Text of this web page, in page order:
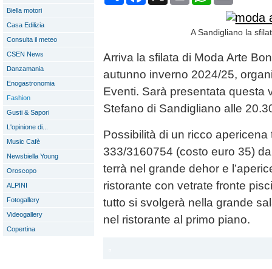
Biella motori
Casa Edilizia
Consulta il meteo
CSEN News
Danzamania
Enogastronomia
Fashion
Gusti & Sapori
L'opinione di...
Music Cafè
Newsbiella Young
Oroscopo
ALPINI
Fotogallery
Videogallery
Copertina
A Sandigliano la
Arriva la sfilata di Moda Arte
autunno inverno 2024/25,
Eventi. Sarà presentata questa
Stefano di Sandigliano alle
Possibilità di un ricco
333/3160754 (costo euro 35)
terrà nel grande dehor e
ristorante con vetrate fronte
tutto si svolgerà nella grande
nel ristorante al primo piano.